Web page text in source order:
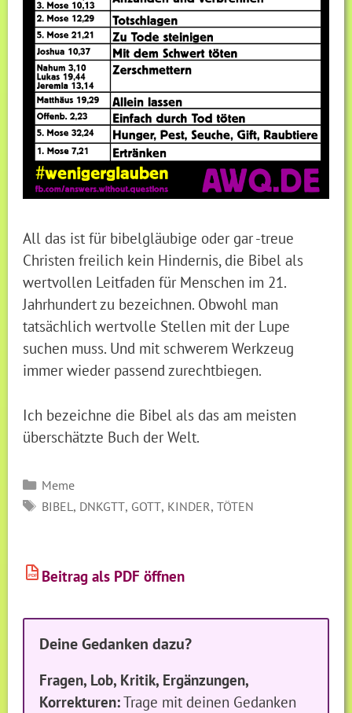
All das ist für bibelgläubige oder gar -treue
Christen freilich kein Hindernis, die Bibel als
wertvollen Leitfaden für Menschen im 21.
Jahrhundert zu bezeichnen. Obwohl man
tatsächlich wertvolle Stellen mit der Lupe
suchen muss. Und mit schwerem Werkzeug
immer wieder passend zurechtbiegen.
Ich bezeichne die Bibel als das am meisten
überschätzte Buch der Welt.
Kategorien
Meme
SCHLAGWÖRTER
BIBEL, DNKGTT, GOTT, KINDER, TÖTEN
PDF Beitrag als PDF öffnen
Deine Gedanken dazu?
Fragen, Lob, Kritik, Ergänzungen,
Korrekturen:Trage mit deinen Gedanken